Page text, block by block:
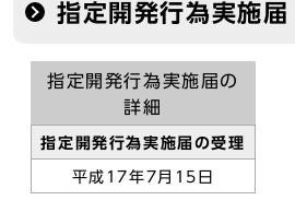
指定開発行為実施届
指定開発行為実施届の
詳細
指定開発行為実施届の受理
平成17年7月15日